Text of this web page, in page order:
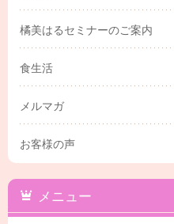
橘美はるセミナーのご案内
食生活
メルマガ
お客様の声
メニュー